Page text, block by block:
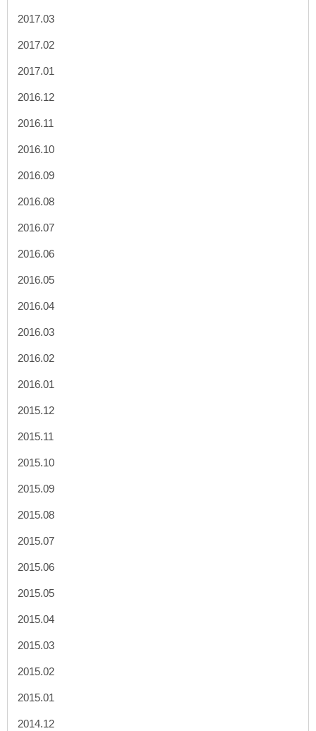
2017.03
2017.02
2017.01
2016.12
2016.11
2016.10
2016.09
2016.08
2016.07
2016.06
2016.05
2016.04
2016.03
2016.02
2016.01
2015.12
2015.11
2015.10
2015.09
2015.08
2015.07
2015.06
2015.05
2015.04
2015.03
2015.02
2015.01
2014.12